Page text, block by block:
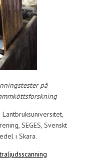
på
SEGES, Svenskt
i Skara.